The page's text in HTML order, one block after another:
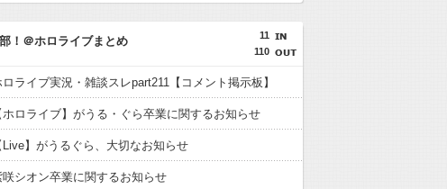
11
110
！＠ホロライブまとめ
ロライブ実況・雑談スレpart211【コメント掲示板】
ホロライブ】がうる・ぐら卒業に関するお知らせ
Live】がうるぐら、大切なお知らせ
咲シオン卒業に関するお知らせ